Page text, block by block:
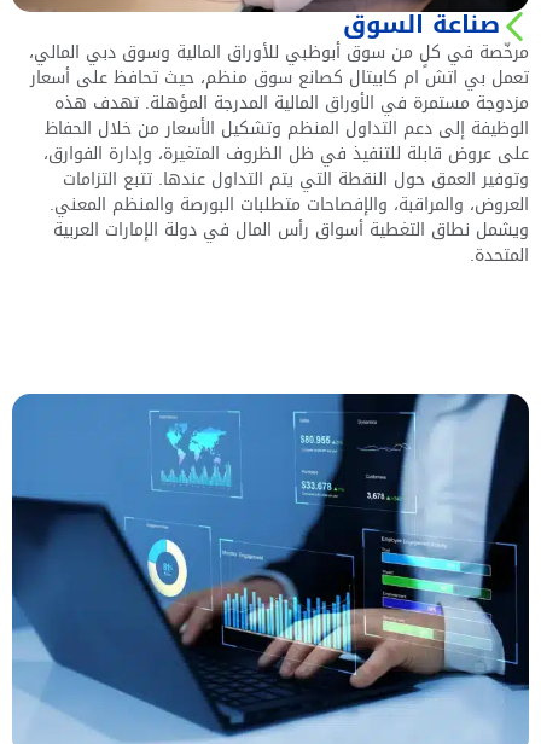
صناعة السوق
مرخّصة في كلٍ من سوق أبوظبي للأوراق المالية وسوق دبي المالي،
تعمل بي اتش ام كابيتال كصانع سوق منظم، حيث تحافظ على أسعار
مزدوجة مستمرة في الأوراق المالية المدرجة المؤهلة. تهدف هذه
الوظيفة إلى دعم التداول المنظم وتشكيل الأسعار من خلال الحفاظ
على عروض قابلة للتنفيذ في ظل الظروف المتغيرة، وإدارة الفوارق،
وتوفير العمق حول النقطة التي يتم التداول عندها. تتبع التزامات
العروض، والمراقبة، والإفصاحات متطلبات البورصة والمنظم المعني.
ويشمل نطاق التغطية أسواق رأس المال في دولة الإمارات العربية
المتحدة.